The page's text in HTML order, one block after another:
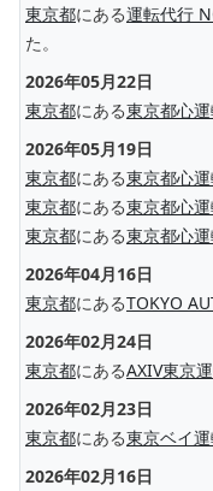
東京都にある運転代行
た。
2026年05月22日
東京都にある東京都心
2026年05月19日
東京都にある東京都心
東京都にある東京都心
東京都にある東京都心
2026年04月16日
東京都にあるTOKYO
2026年02月24日
東京都にあるAXIV東京
2026年02月23日
東京都にある東京ベイ
2026年02月16日